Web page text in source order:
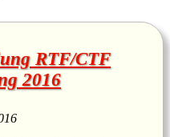
RTF/CTF
2016